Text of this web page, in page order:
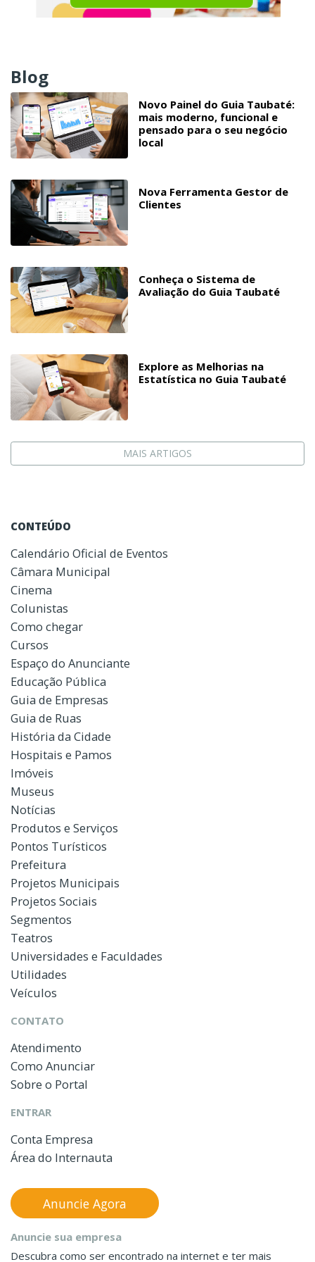
Blog
Novo Painel do Guia Taubaté:
mais moderno, funcional e
pensado para o seu negócio
local
Nova Ferramenta Gestor de
Clientes
Conheça o Sistema de
Avaliação do Guia Taubaté
Explore as Melhorias na
Estatística no Guia Taubaté
MAIS ARTIGOS
CONTEÚDO
Calendário Oficial de Eventos
Câmara Municipal
Cinema
Colunistas
Como chegar
Cursos
Espaço do Anunciante
Educação Pública
Guia de Empresas
Guia de Ruas
História da Cidade
Hospitais e Pamos
Imóveis
Museus
Notícias
Produtos e Serviços
Pontos Turísticos
Prefeitura
Projetos Municipais
Projetos Sociais
Segmentos
Teatros
Universidades e Faculdades
Utilidades
Veículos
CONTATO
Atendimento
Como Anunciar
Sobre o Portal
ENTRAR
Conta Empresa
Área do Internauta
Anuncie sua empresa
Descubra como ser encontrado na internet e ter mais
Anuncie Agora